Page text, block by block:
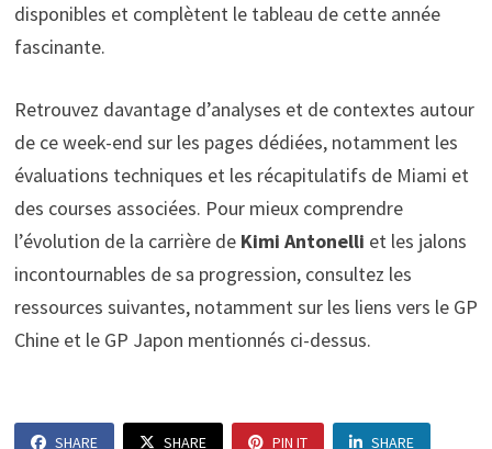
disponibles et complètent le tableau de cette année
fascinante.
Retrouvez davantage d’analyses et de contextes autour
de ce week-end sur les pages dédiées, notamment les
évaluations techniques et les récapitulatifs de Miami et
des courses associées. Pour mieux comprendre
l’évolution de la carrière de Kimi Antonelli et les jalons
incontournables de sa progression, consultez les
ressources suivantes, notamment sur les liens vers le GP
Chine et le GP Japon mentionnés ci-dessus.
SHARE SHARE PIN IT SHARE